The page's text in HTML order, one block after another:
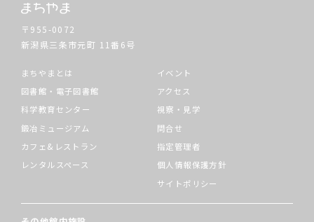
〒955-0072
新潟県三条市元町 11番6号
まちやまとは
図書館・電子図書館
科学教育センター
鍛冶ミュージアム
カフェ&レストラン
レンタルスペース
イベント
アクセス
視察・見学
問合せ
指定管理者
個人情報保護方針
サイトポリシー